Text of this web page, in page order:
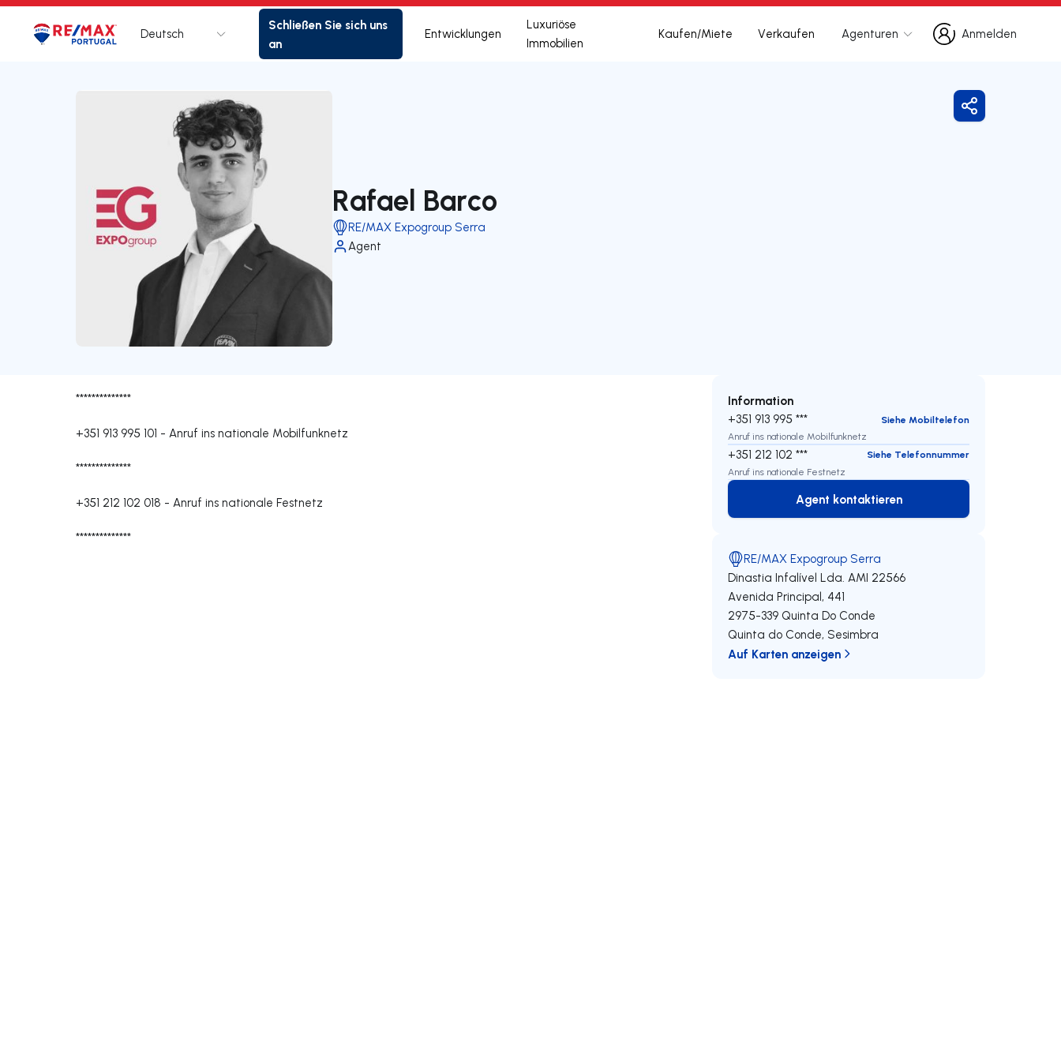
Logo Zur Startseite
Deutsch
Schließen Sie sich uns
an
Entwicklungen
Luxuriöse
Immobilien
Kaufen/Miete Verkaufen Agenturen
Anmelden
Anmelden
Rafael Barco
RE/MAX Expogroup Serra
Agent
Freigeben
**************
+351 913 995 101 - Anruf ins nationale Mobilfunknetz
**************
+351 212 102 018 - Anruf ins nationale Festnetz
**************
Information
+351 913 995 ***
Siehe Mobiltelefon
Anruf ins nationale Mobilfunknetz
+351 212 102 ***
Siehe Telefonnummer
Anruf ins nationale Festnetz
Agent kontaktieren
Agent kontaktieren
RE/MAX Expogroup Serra
Dinastia Infalível Lda. AMI 22566
Avenida Principal, 441
2975-339 Quinta Do Conde
Quinta do Conde, Sesimbra
Auf Karten anzeigen